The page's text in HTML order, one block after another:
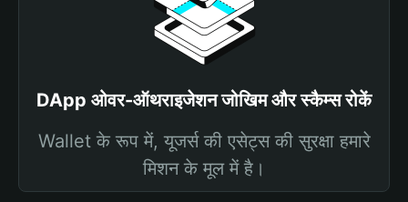
DApp ओवर-ऑथराइजेशन जोखिम और स्कैम्स रोकें
Wallet के रूप में, यूजर्स की एसेट्स की सुरक्षा हमारे
मिशन के मूल में है।